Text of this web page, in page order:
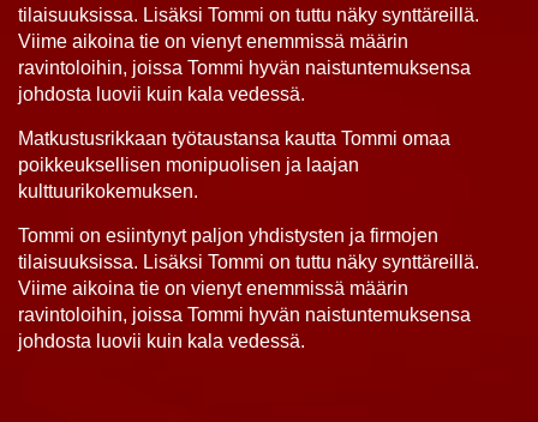
tilaisuuksissa. Lisäksi Tommi on tuttu näky synttäreillä.
Viime aikoina tie on vienyt enemmissä määrin
ravintoloihin, joissa Tommi hyvän naistuntemuksensa
johdosta luovii kuin kala vedessä.
Matkustusrikkaan työtaustansa kautta Tommi omaa
poikkeuksellisen monipuolisen ja laajan
kulttuurikokemuksen.
Tommi on esiintynyt paljon yhdistysten ja firmojen
tilaisuuksissa. Lisäksi Tommi on tuttu näky synttäreillä.
Viime aikoina tie on vienyt enemmissä määrin
ravintoloihin, joissa Tommi hyvän naistuntemuksensa
johdosta luovii kuin kala vedessä.